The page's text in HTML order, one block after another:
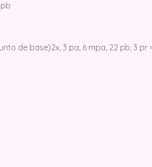
de base)2x, 3 pa, 6 mpa, 22 pb, 3 pr